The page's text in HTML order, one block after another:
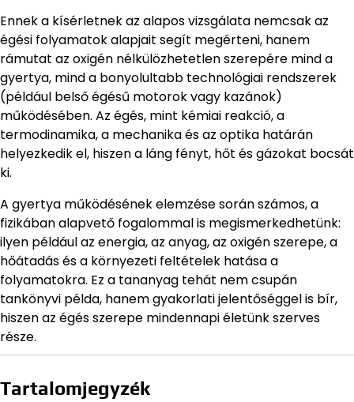
Ennek a kísérletnek az alapos vizsgálata nemcsak az
égési folyamatok alapjait segít megérteni, hanem
rámutat az oxigén nélkülözhetetlen szerepére mind a
gyertya, mind a bonyolultabb technológiai rendszerek
(például belső égésű motorok vagy kazánok)
működésében. Az égés, mint kémiai reakció, a
termodinamika, a mechanika és az optika határán
helyezkedik el, hiszen a láng fényt, hőt és gázokat bocsát
ki.
A gyertya működésének elemzése során számos, a
fizikában alapvető fogalommal is megismerkedhetünk:
ilyen például az energia, az anyag, az oxigén szerepe, a
hőátadás és a környezeti feltételek hatása a
folyamatokra. Ez a tananyag tehát nem csupán
tankönyvi példa, hanem gyakorlati jelentőséggel is bír,
hiszen az égés szerepe mindennapi életünk szerves
része.
Tartalomjegyzék